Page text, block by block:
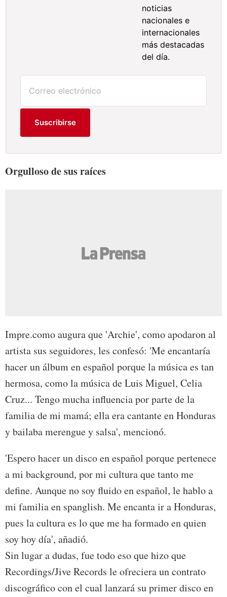
noticias
nacionales e
internacionales
más destacadas
del día.
Suscribirse
Orgulloso de sus raíces
Impre.como augura que 'Archie', como apodaron al
artista sus seguidores, les confesó: 'Me encantaría
hacer un álbum en español porque la música es tan
hermosa, como la música de Luis Miguel, Celia
Cruz... Tengo mucha influencia por parte de la
familia de mi mamá; ella era cantante en Honduras
y bailaba merengue y salsa', mencionó.
'Espero hacer un disco en español porque pertenece
a mi background, por mi cultura que tanto me
define. Aunque no soy fluido en español, le hablo a
mi familia en spanglish. Me encanta ir a Honduras,
pues la cultura es lo que me ha formado en quien
soy hoy día', añadió.
Sin lugar a dudas, fue todo eso que hizo que
Recordings/Jive Records le ofreciera un contrato
discográfico con el cual lanzará su primer disco en